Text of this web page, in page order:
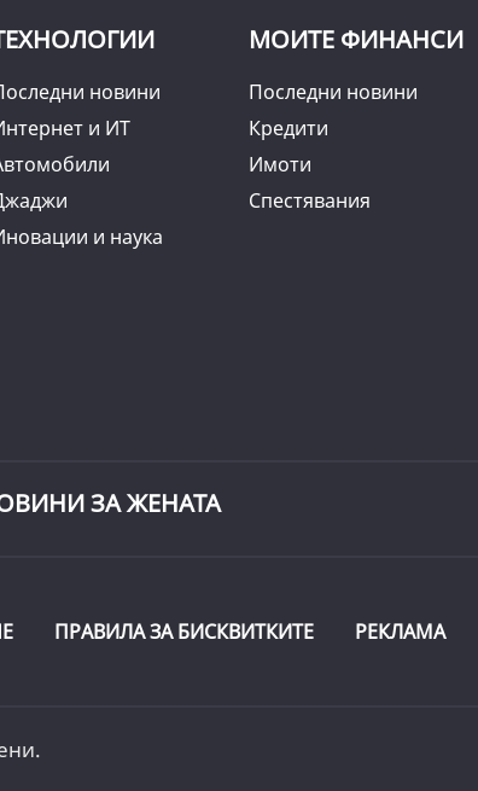
новини
и ИТ
и наука
МОИТЕ ФИНАНСИ
Последни новини
Кредити
Имоти
Спестявания
ЗА ЖЕНАТА
ПРАВИЛА ЗА БИСКВИТКИТЕ РЕКЛАМА